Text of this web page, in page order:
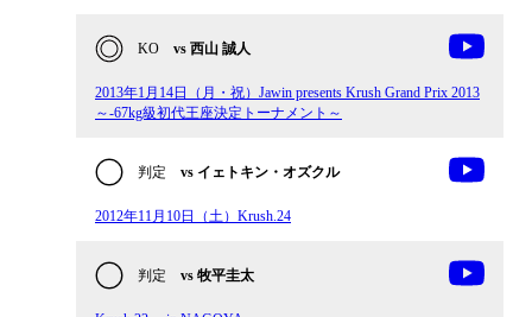
KO vs 西山 誠人
2013年1月14日（月・祝）Jawin presents Krush Grand Prix 2013
～-67kg級初代王座決定トーナメント～
判定 vs イェトキン・オズクル
2012年11月10日（土）Krush.24
判定 vs 牧平圭太